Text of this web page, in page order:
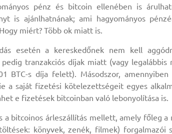
pénz és bitcoin ellenében is
is ajánlhatnának; ami hagyományos
miért? Több ok miatt is.
esetén a kereskedőnek nem kell
pedig tranzakciós díjak miatt (vagy
BTC-s díja felett). Másodszor,
a saját fizetési kötelezettségeit egyes
e fizetések bitcoinban való lebonyolítása is.
a bitcoinos árleszállítás mellett, amely főleg
könyvek, zenék, filmek) forgalmazói